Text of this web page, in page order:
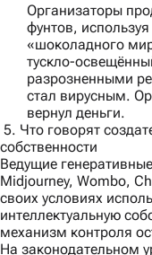
Организаторы
фунтов,
«шоколадного
тускло-
разрозненными
стал вирусным.
вернул деньги.
5. Что говорят
собственности
Ведущие
Midjourney, Wombo,
своих условиях
интеллектуальную
механизм контроля
На законодательном